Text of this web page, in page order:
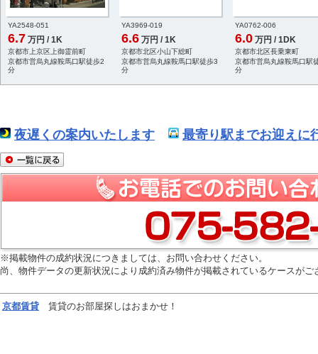
YA2548-051
6.7 万円 / 1K
京都市上京区上御霊前町
京都市営烏丸線鞍馬口駅徒歩2
分
YA3969-019
6.6 万円 / 1K
京都市北区小山下総町
京都市営烏丸線鞍馬口駅徒歩3
分
YA0762-006
6.0 万円 / 1DK
京都市北区長乗東町
京都市営烏丸線鞍馬口駅
分
夜遅くの案内いたします 最寄り駅までお迎えに
※掲載物件の成約状況につきましては、お問い合わせください。
尚、物件データの更新状況により成約済み物件が掲載されているケースが
京都賃貸 賃貸のお部屋探しはおまかせ！